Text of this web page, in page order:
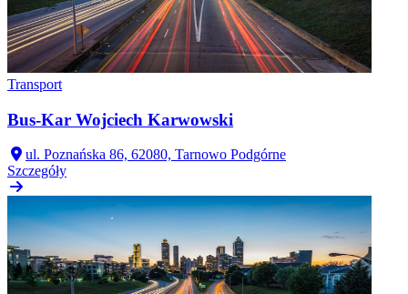
Transport
Bus-Kar Wojciech Karwowski
ul. Poznańska 86, 62080, Tarnowo Podgórne
Szczegóły